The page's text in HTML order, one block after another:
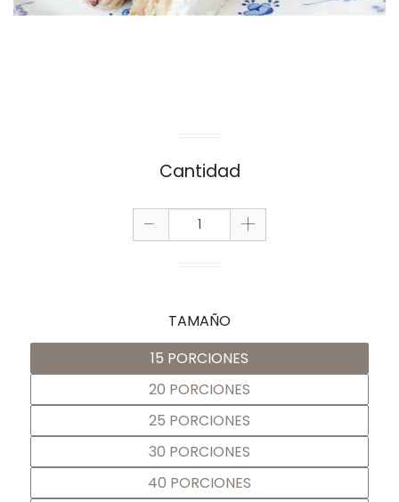
Cantidad
+
-
TAMAÑO
15 PORCIONES
20 PORCIONES
25 PORCIONES
30 PORCIONES
40 PORCIONES